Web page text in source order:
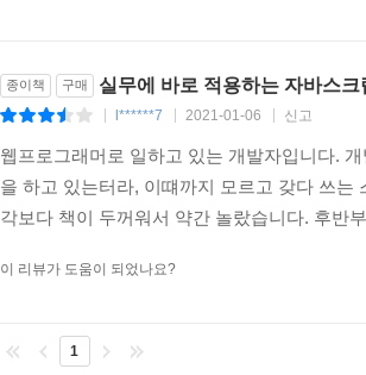
종이책 구매 실무에 바로 적용하는 자바스
l******7 2021-01-06 신고
웹프로그래머로 일하고 있는 개발자입니다.
을 하고 있는터라, 이떄까지 모르고 갖다 쓰
각보다 책이 두꺼워서 약간 놀랐습니다. 후반
이 리뷰가 도움이 되었나요?
1